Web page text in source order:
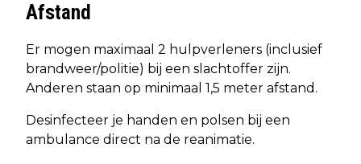
Afstand
Er mogen maximaal 2 hulpverleners (inclusief
brandweer/politie) bij een slachtoffer zijn.
Anderen staan op minimaal 1,5 meter afstand.
Desinfecteer je handen en polsen bij een
ambulance direct na de reanimatie.